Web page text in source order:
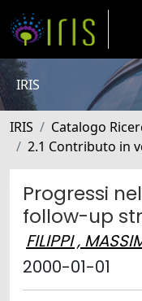
IRIS
IRIS Catalogo
2.1 Contributo in
Progressi
follow-up
FILIPPI ,
2000-01-01